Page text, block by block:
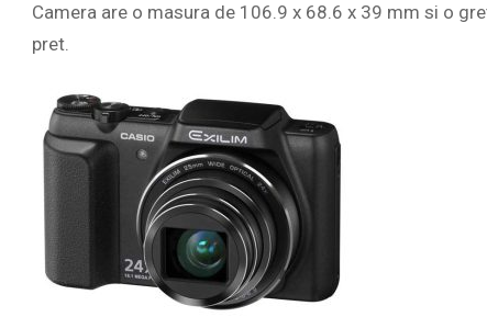
Camera are o masura de 106.9 x 68.6 x 39 mm si o
pret.